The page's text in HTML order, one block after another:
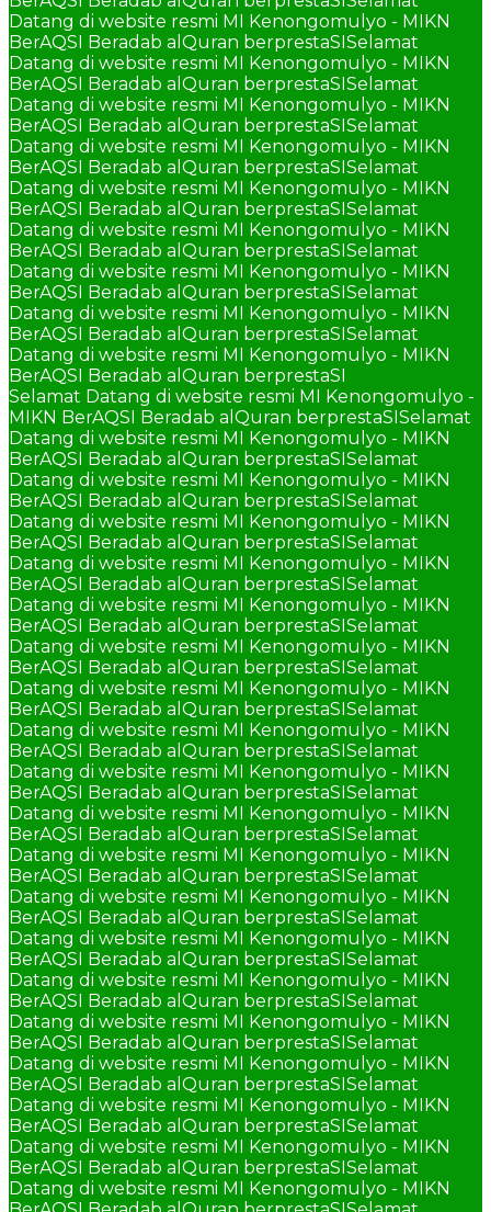
Datang di website resmi MI Kenongomulyo - MIKN
BerAQSI Beradab alQuran berprestaSISelamat
Datang di website resmi MI Kenongomulyo - MIKN
BerAQSI Beradab alQuran berprestaSISelamat
Datang di website resmi MI Kenongomulyo - MIKN
BerAQSI Beradab alQuran berprestaSISelamat
Datang di website resmi MI Kenongomulyo - MIKN
BerAQSI Beradab alQuran berprestaSISelamat
Datang di website resmi MI Kenongomulyo - MIKN
BerAQSI Beradab alQuran berprestaSISelamat
Datang di website resmi MI Kenongomulyo - MIKN
BerAQSI Beradab alQuran berprestaSISelamat
Datang di website resmi MI Kenongomulyo - MIKN
BerAQSI Beradab alQuran berprestaSISelamat
Datang di website resmi MI Kenongomulyo - MIKN
BerAQSI Beradab alQuran berprestaSISelamat
Datang di website resmi MI Kenongomulyo - MIKN
BerAQSI Beradab alQuran berprestaSI
Selamat Datang di website resmi MI Kenongomulyo -
MIKN BerAQSI Beradab alQuran berprestaSISelamat
Datang di website resmi MI Kenongomulyo - MIKN
BerAQSI Beradab alQuran berprestaSISelamat
Datang di website resmi MI Kenongomulyo - MIKN
BerAQSI Beradab alQuran berprestaSISelamat
Datang di website resmi MI Kenongomulyo - MIKN
BerAQSI Beradab alQuran berprestaSISelamat
Datang di website resmi MI Kenongomulyo - MIKN
BerAQSI Beradab alQuran berprestaSISelamat
Datang di website resmi MI Kenongomulyo - MIKN
BerAQSI Beradab alQuran berprestaSISelamat
Datang di website resmi MI Kenongomulyo - MIKN
BerAQSI Beradab alQuran berprestaSISelamat
Datang di website resmi MI Kenongomulyo - MIKN
BerAQSI Beradab alQuran berprestaSISelamat
Datang di website resmi MI Kenongomulyo - MIKN
BerAQSI Beradab alQuran berprestaSISelamat
Datang di website resmi MI Kenongomulyo - MIKN
BerAQSI Beradab alQuran berprestaSISelamat
Datang di website resmi MI Kenongomulyo - MIKN
BerAQSI Beradab alQuran berprestaSISelamat
Datang di website resmi MI Kenongomulyo - MIKN
BerAQSI Beradab alQuran berprestaSISelamat
Datang di website resmi MI Kenongomulyo - MIKN
BerAQSI Beradab alQuran berprestaSISelamat
Datang di website resmi MI Kenongomulyo - MIKN
BerAQSI Beradab alQuran berprestaSISelamat
Datang di website resmi MI Kenongomulyo - MIKN
BerAQSI Beradab alQuran berprestaSISelamat
Datang di website resmi MI Kenongomulyo - MIKN
BerAQSI Beradab alQuran berprestaSISelamat
Datang di website resmi MI Kenongomulyo - MIKN
BerAQSI Beradab alQuran berprestaSISelamat
Datang di website resmi MI Kenongomulyo - MIKN
BerAQSI Beradab alQuran berprestaSISelamat
Datang di website resmi MI Kenongomulyo - MIKN
BerAQSI Beradab alQuran berprestaSISelamat
Datang di website resmi MI Kenongomulyo - MIKN